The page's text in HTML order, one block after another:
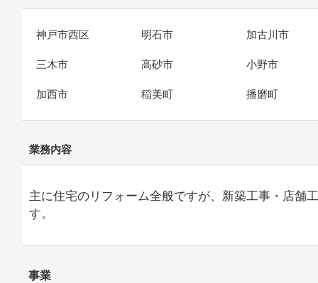
神戸市西区 明石市 加古川市
三木市 高砂市 小野市
加西市 稲美町 播磨町
業務内容
主に住宅のリフォーム全般ですが、新築工事・店舗
す。
事業